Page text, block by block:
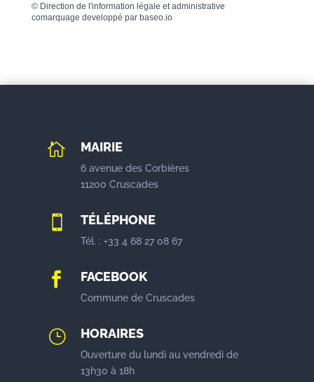
© Direction de l'information légale et administrative
comarquage developpé par baseo.io
 MAIRIE
6 avenue des Corbières
11200 Cruscades
 TÉLÉPHONE
Tél. : +33 4 68 27 08 67
 FACEBOOK
Commune de Cruscades
} HORAIRES
Ouverture du lundi au vendredi de
13h30 à 18h